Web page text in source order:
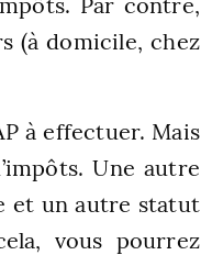
(à domicile, chez
à effectuer. Mais
Une autre
et un autre statut
vous pourrez